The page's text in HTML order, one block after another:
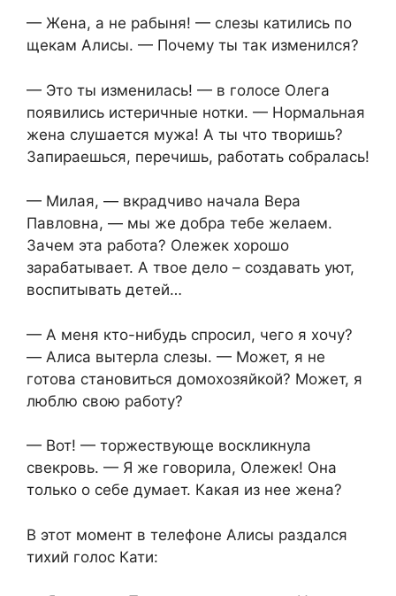
— Жена, а не рабыня! — слезы катились по
щекам Алисы. — Почему ты так изменился?
— Это ты изменилась! — в голосе Олега
появились истеричные нотки. — Нормальная
жена слушается мужа! А ты что творишь?
Запираешься, перечишь, работать собралась!
— Милая, — вкрадчиво начала Вера
Павловна, — мы же добра тебе желаем.
Зачем эта работа? Олежек хорошо
зарабатывает. А твое дело – создавать уют,
воспитывать детей…
— А меня кто-нибудь спросил, чего я хочу?
— Алиса вытерла слезы. — Может, я не
готова становиться домохозяйкой? Может, я
люблю свою работу?
— Вот! — торжествующе воскликнула
свекровь. — Я же говорила, Олежек! Она
только о себе думает. Какая из нее жена?
В этот момент в телефоне Алисы раздался
тихий голос Кати: